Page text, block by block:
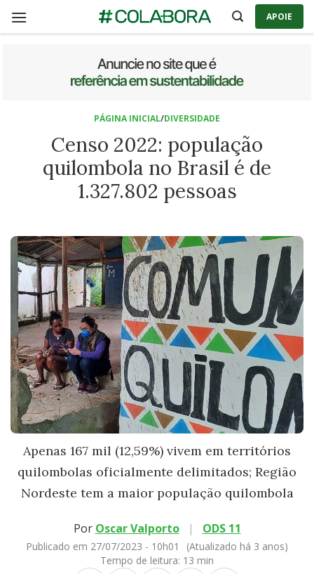
APOIE
PÁGINA INICIAL/DIVERSIDADE
Censo 2022: população
quilombola no Brasil é de
1.327.802 pessoas
Apenas 167 mil (12,59%) vivem em territórios
quilombolas oficialmente delimitados; Região
Nordeste tem a maior população quilombola
Por Oscar Valporto | ODS 11
Publicado em 27/07/2023 - 10h01
(Atualizado há 3 anos)
Tempo de leitura: 13 min